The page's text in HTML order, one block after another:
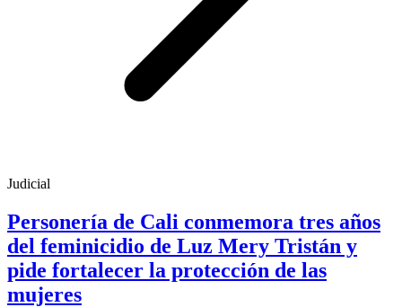
Judicial
Personería de Cali conmemora tres años
del feminicidio de Luz Mery Tristán y
pide fortalecer la protección de las
mujeres